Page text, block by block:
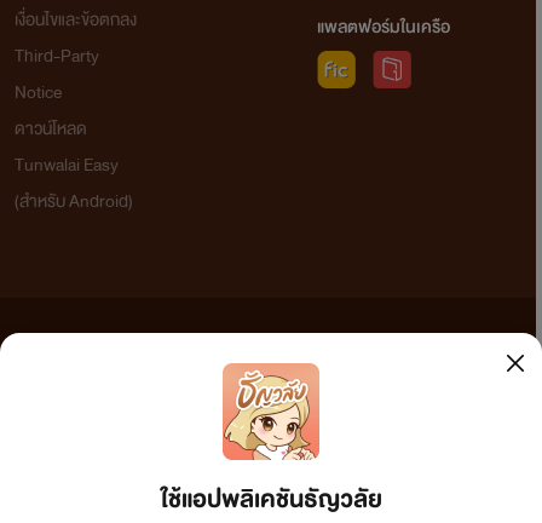
ใช้แอปพลิเคชันธัญวลัย
เงื่อนไขและข้อตกลง
Third-Party
Notice
ดาวน์โหลด
Tunwalai Easy
(สำหรับ Android)
แพลตฟอร์มในเครือ
เว็บไซต์แห่งนี้ไม่ได้เห็นด้วยและไม่ขอรับผิดชอบต่อข้อความใดๆ ทั้งสิ้น ดังนั้นผู้อ่านทุกท่านโปรดใช้
วิจารณญาณในการกลั่นกรองด้วยตนเอง และหากท่านพบข้อความใดๆ ที่ขัดต่อกฎหมายและศีลธรรม
กรุณาแจ้งมาที่ tunwalai@ookbee.com เพื่อทีมงานจะได้ดำเนินการในทันที ทั้งนี้ ทางเว็บไซต์ขอสงวน
ลิขสิทธิ์ตามพระราชบัญญัติลิขสิทธิ์ (ฉบับเพิ่มเติม) พ.ศ.2558